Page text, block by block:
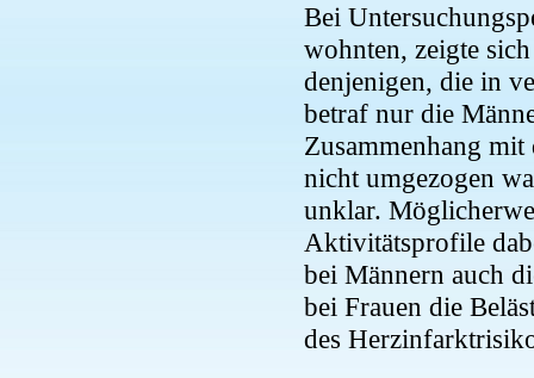
Bei
wohnten, zeigte
denjenigen, die in
betraf nur die
Zusammenhang
nicht umgezogen
unklar.
Aktivitätsprofile
bei Männern auch
bei Frauen die
des